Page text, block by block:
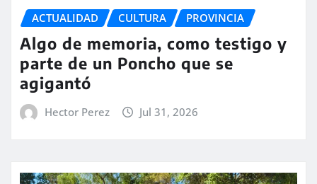
ACTUALIDAD CULTURA PROVINCIA
Algo de memoria, como testigo y
parte de un Poncho que se
agigantó
Hector Perez Jul 31, 2026